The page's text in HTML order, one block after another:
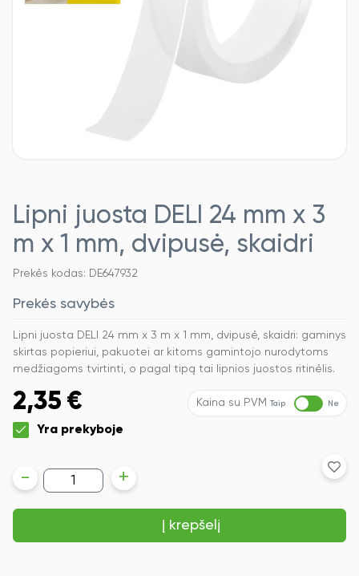
Lipni juosta DELI 24 mm x 3
m x 1 mm, dvipusė, skaidri
Prekės kodas: DE647932
Prekės savybės
Lipni juosta DELI 24 mm x 3 m x 1 mm, dvipusė, skaidri: gaminys
skirtas popieriui, pakuotei ar kitoms gamintojo nurodytoms
medžiagoms tvirtinti, o pagal tipą tai lipnios juostos ritinėlis.
2,35 € Kaina su PVM Taip Ne
Yra prekyboje
produkto
kiekis:
Lipni
juosta
24
- +
Į krepšelį